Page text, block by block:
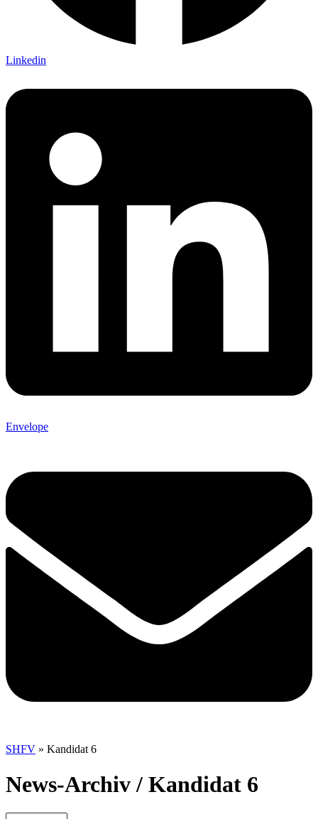
Linkedin
Envelope
SHFV » Kandidat 6
News-Archiv / Kandidat 6